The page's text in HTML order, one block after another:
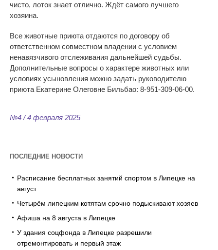
чисто, лоток знает отлично. Ждёт самого лучшего
хозяина.
Все животные приюта отдаются по договору об
ответственном совместном владении с условием
ненавязчивого отслеживания дальнейшей судьбы.
Дополнительные вопросы о характере животных или
условиях усыновления можно задать руководителю
приюта Екатерине Олеговне Бильбао: 8-951-309-06-00.
№4 / 4 февраля 2025
ПОСЛЕДНИЕ НОВОСТИ
Расписание бесплатных занятий спортом в Липецке на
август
Четырём липецким котятам срочно подыскивают хозяев
Афиша на 8 августа в Липецке
У здания соцфонда в Липецке разрешили
отремонтировать и первый этаж